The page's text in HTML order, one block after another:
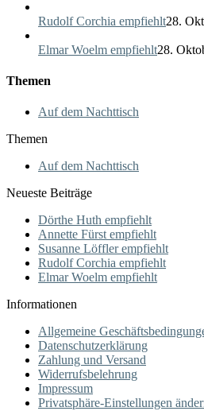
Rudolf Corchia empfiehlt28.
Elmar Woelm empfiehlt28.
Themen
Auf dem Nachttisch
Themen
Auf dem Nachttisch
Neueste Beiträge
Dörthe Huth empfiehlt
Annette Fürst empfiehlt
Susanne Löffler empfiehlt
Rudolf Corchia empfiehlt
Elmar Woelm empfiehlt
Informationen
Allgemeine
Datenschutzerklärung
Zahlung und Versand
Widerrufsbelehrung
Impressum
Privatsphäre-Einstellungen